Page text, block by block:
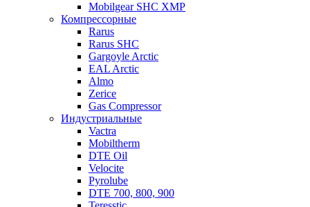
Mobilgear SHC XMP
Компрессорные
Rarus
Rarus SHC
Gargoyle Arctic
EAL Arctic
Almo
Zerice
Gas Compressor
Индустриальные
Vactra
Mobiltherm
DTE Oil
Velocite
Pyrolube
DTE 700, 800, 900